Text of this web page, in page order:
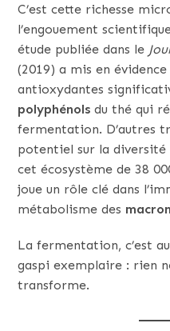
C’est cette richesse
l’engouement
étude publiée dans le
(2019) a mis en
antioxydantes
polyphénols du thé qui
fermentation. D’autres
potentiel sur la diversité
cet écosystème de 38
joue un rôle clé dans
métabolisme des
La fermentation, c’est
gaspi exemplaire : rien
transforme.